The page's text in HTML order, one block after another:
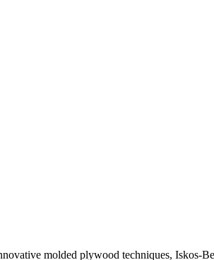
molded plywood techniques, Iskos-